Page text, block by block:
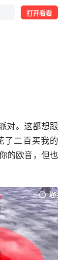
打开看看
对。这都想跟
了二百买我的
的欧音，但也